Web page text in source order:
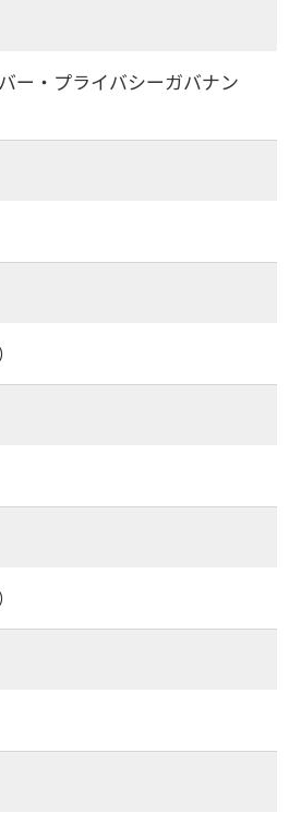
ー・プライバシーガバナン